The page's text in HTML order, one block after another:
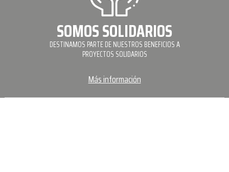
SOMOS SOLIDARIOS
DESTINAMOS PARTE DE NUESTROS BENEFICIOS A
PROYECTOS SOLIDARIOS
Más información